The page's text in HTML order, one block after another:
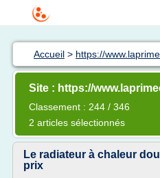
Accueil > https://
Site : https://
Classement : 244 / 346
2 articles sélectionnés
Le radiateur à chaleur
prix